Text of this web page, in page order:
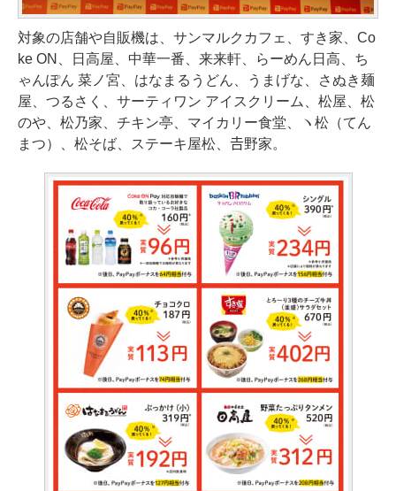
対象の店舗や自販機は、サンマルクカフェ、すき家、Co
ke ON、日高屋、中華一番、来来軒、らーめん日高、ち
ゃんぽん 菜ノ宮、はなまるうどん、うまげな、さぬき麺
屋、つるさく、サーティワン アイスクリーム、松屋、松
のや、松乃家、チキン亭、マイカリー食堂、ヽ松（てん
まつ）、松そば、ステーキ屋松、𠮷野家。